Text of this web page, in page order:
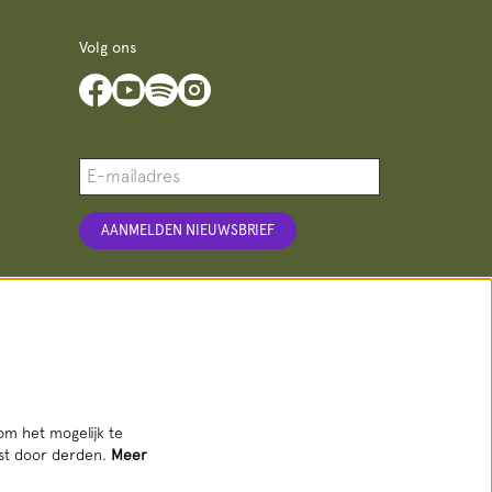
Volg ons
AANMELDEN NIEUWSBRIEF
het mogelijk te
door derden. Meer